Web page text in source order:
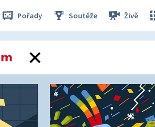
Pořady Soutěže Živě